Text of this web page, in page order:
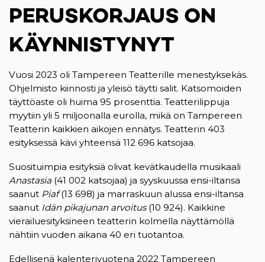
PERUSKORJAUS ON
KÄYNNISTYNYT
Vuosi 2023 oli Tampereen Teatterille menestyksekäs.
Ohjelmisto kiinnosti ja yleisö täytti salit. Katsomoiden
täyttöaste oli huima 95 prosenttia. Teatterilippuja
myytiin yli 5 miljoonalla eurolla, mikä on Tampereen
Teatterin kaikkien aikojen ennätys. Teatterin 403
esityksessä kävi yhteensä 112 696 katsojaa.
Suosituimpia esityksiä olivat kevätkaudella musikaali
Anastasia (41 002 katsojaa) ja syyskuussa ensi-iltansa
saanut Piaf(13 698) ja marraskuun alussa ensi-iltansa
saanut Idän pikajunan arvoitus(10 924). Kaikkine
vierailuesityksineen teatterin kolmella näyttämöllä
nähtiin vuoden aikana 40 eri tuotantoa.
Edellisenä kalenterivuotena 2022 Tampereen